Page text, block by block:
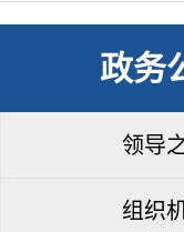
政务
领导
组织